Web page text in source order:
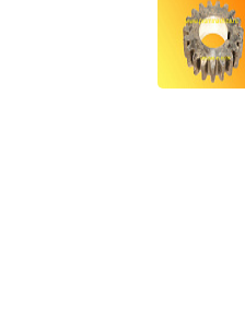
80.02.005 редуктора